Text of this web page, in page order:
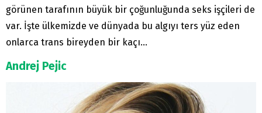
görünen tarafının büyük bir çoğunluğunda seks işçileri de
var. İşte ülkemizde ve dünyada bu algıyı ters yüz eden
onlarca trans bireyden bir kaçı…
Andrej Pejic